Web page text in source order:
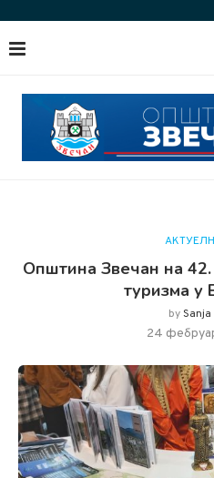
Општина Звечан на
туризма у
bySanja
24